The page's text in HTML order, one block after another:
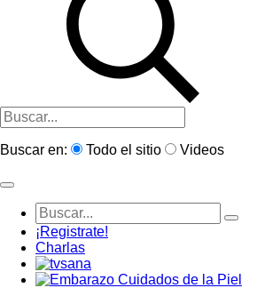
Buscar en: Todo el sitio Videos
¡Registrate!
Charlas